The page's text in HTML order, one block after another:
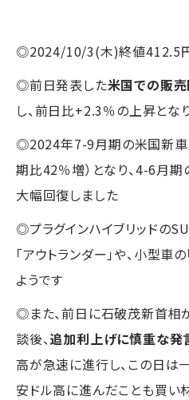
◎2024/10/3(木)終値412.5
◎前日発表した米国での販
し、前日比+2.3％の上昇とな
◎2024年7-9月期の米国新車
期比42％増）となり、4-6月
大幅回復しました
◎プラグインハイブリッドの
「アウトランダー」や、小型車
ようです
◎また、前日に石破茂新首相
談後、追加利上げに慎重な発
高が急速に進行し、この日は
安ドル高に進んだことも買い